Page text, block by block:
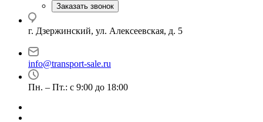
Заказать звонок
г. Дзержинский, ул. Алексеевская, д. 5
info@transport-sale.ru
Пн. – Пт.: с 9:00 до 18:00